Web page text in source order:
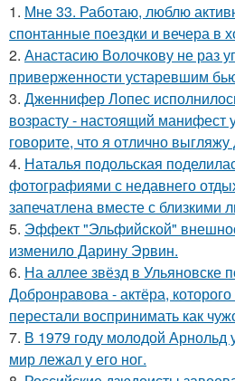
1. Мне 33. Работаю, люблю
спонтанные поездки и вечера в
2. Анастасию Волочкову не раз
приверженности устаревшим
3. Дженнифер Лопес
возрасту - настоящий манифест
говорите, что я отлично выгляжу
4. Наталья подольская
фотографиями с недавнего
запечатлена вместе с близкими
5. Эффект "Эльфийской"
изменило Дарину Эрвин.
6. На аллее звёзд в Ульяновске
Добронравова - актёра,
перестали воспринимать как
7. В 1979 году молодой Арнольд
мир лежал у его ног.